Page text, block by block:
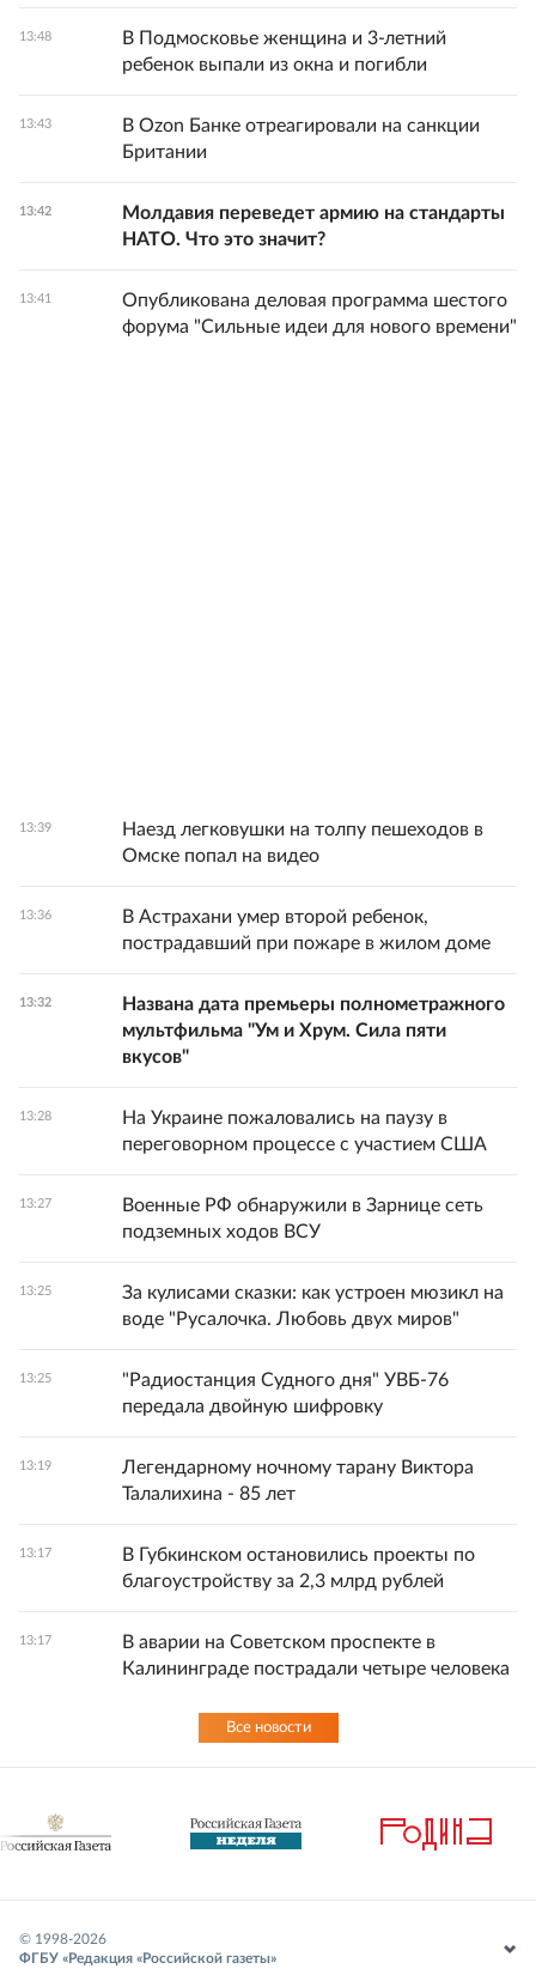
13:48
В Подмосковье женщина и 3-летний
ребенок выпали из окна и погибли
13:43
В Ozon Банке отреагировали на санкции
Британии
13:42
Молдавия переведет армию на стандарты
НАТО. Что это значит?
13:41
Опубликована деловая программа шестого
форума "Сильные идеи для нового времени"
13:39
Наезд легковушки на толпу пешеходов в
Омске попал на видео
13:36
В Астрахани умер второй ребенок,
пострадавший при пожаре в жилом доме
13:32
Названа дата премьеры полнометражного
мультфильма "Ум и Хрум. Сила пяти
вкусов"
13:28
На Украине пожаловались на паузу в
переговорном процессе с участием США
13:27
Военные РФ обнаружили в Зарнице сеть
подземных ходов ВСУ
13:25
За кулисами сказки: как устроен мюзикл на
воде "Русалочка. Любовь двух миров"
13:25
"Радиостанция Судного дня" УВБ-76
передала двойную шифровку
13:19
Легендарному ночному тарану Виктора
Талалихина - 85 лет
13:17
В Губкинском остановились проекты по
благоустройству за 2,3 млрд рублей
13:17
В аварии на Советском проспекте в
Калининграде пострадали четыре человека
Все новости
© 1998-2026
ФГБУ «Редакция «Российской газеты»